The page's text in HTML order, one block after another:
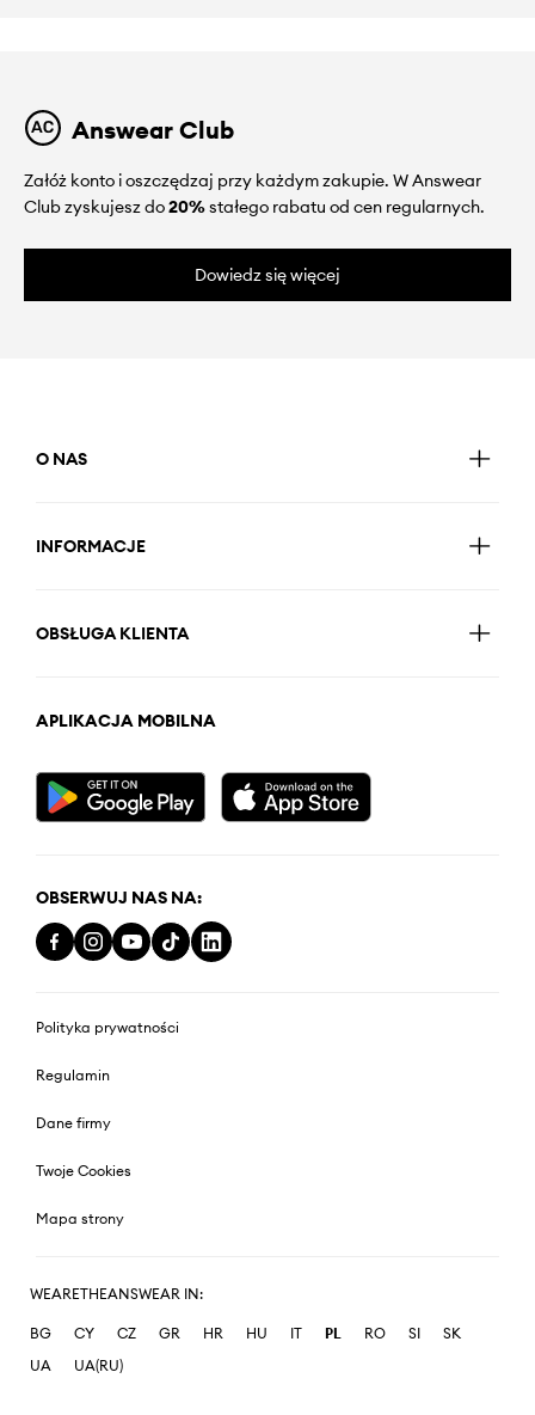
Answear Club
Załóż konto i oszczędzaj przy każdym zakupie. W Answear
Club zyskujesz do20%stałego rabatu od cen regularnych.
Dowiedz się więcej
O NAS
INFORMACJE
OBSŁUGA KLIENTA
APLIKACJA MOBILNA
OBSERWUJ NAS NA:
Polityka prywatności
Regulamin
Dane firmy
Twoje Cookies
Mapa strony
WEARETHEANSWEAR IN:
BG CY CZ GR HR HU IT PL RO SI
SK
UA
UA(RU)